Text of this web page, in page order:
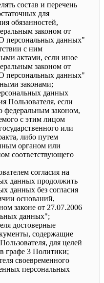
состав и перечень
для
обязанностей,
законом от
персональных данных"
с ним
актами, если иное
законом от
персональных данных"
законами;
данных
Пользователя, если
федеральным законом,
с этим лицом
или
либо путем
органом или
соответствующего
согласия на
данных продолжить
данных без согласия
оснований,
законе от 27.07.2006
данных";
достоверные
содержащие
для целей
графе 3 Политики;
своевременного
персональных